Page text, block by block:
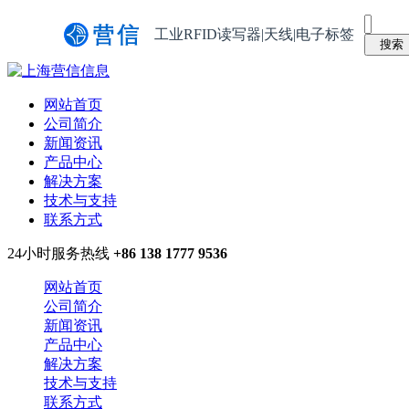
工业RFID读写器|天线|电子标签
网站首页
公司简介
新闻资讯
产品中心
解决方案
技术与支持
联系方式
24小时服务热线 +86 138 1777 9536
网站首页
公司简介
新闻资讯
产品中心
解决方案
技术与支持
联系方式